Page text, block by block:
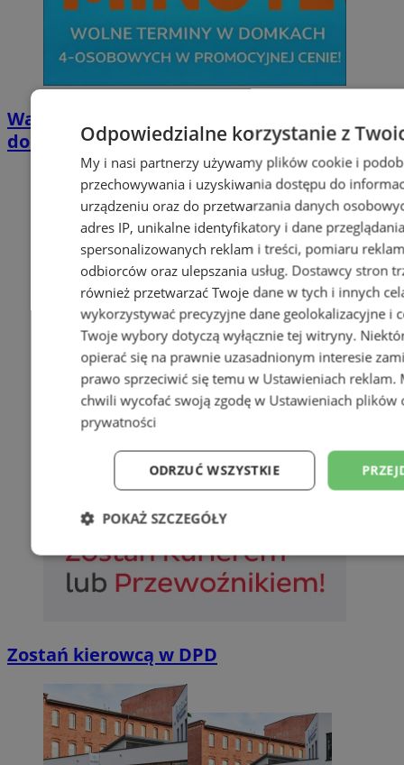
Wakacyjny wypoczynek nad Bałtykiem w
domkach Szmaragdowe Morze
Zostań kierowcą w DPD
Odpowiedzialne korzystanie z
My i nasi partnerzy używamy plików cookie i
przechowywania i uzyskiwania dostępu do
urządzeniu oraz do przetwarzania danych
adres IP, unikalne identyfikatory i dane
spersonalizowanych reklam i treści, pomiaru
odbiorców oraz ulepszania usług. Dostawcy stron
również przetwarzać Twoje dane w tych i innych
wykorzystywać precyzyjne dane geolokalizacyjne i
Twoje wybory dotyczą wyłącznie tej witryny.
opierać się na prawnie uzasadnionym interesie
prawo sprzeciwić się temu w Ustawieniach reklam.
chwili wycofać swoją zgodę w Ustawieniach plików
prywatności
ODRZUĆ WSZYSTKIE
POKAŻ SZCZEGÓŁY
Niezbędne Wydajność
Niezbędne Wydajność Targetowanie